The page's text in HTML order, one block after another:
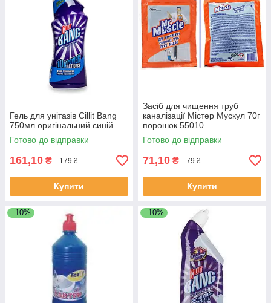
Гель для унітазів Cillit Bang
750мл оригінальний синій
Готово до відправки
161,10 ₴ 179 ₴
Купити
Засіб для чищення труб
каналізації Містер Мускул 70г
порошок 55010
Готово до відправки
71,10 ₴ 79 ₴
Купити
–10% –10%